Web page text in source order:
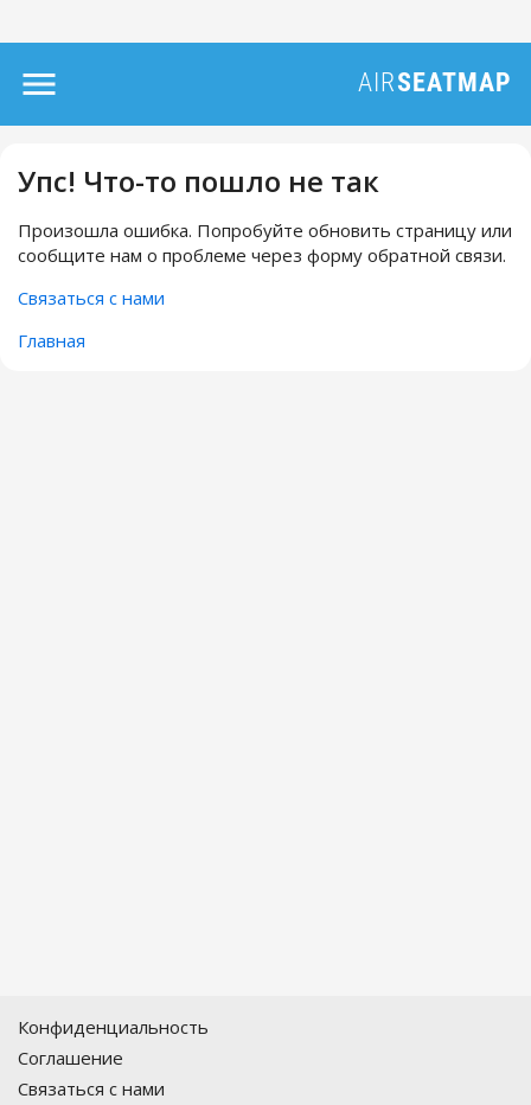
Упс! Что-то пошло не так
Произошла ошибка. Попробуйте обновить страницу или
сообщите нам о проблеме через форму обратной связи.
Связаться с нами
Главная
Конфиденциальность
Соглашение
Связаться с нами